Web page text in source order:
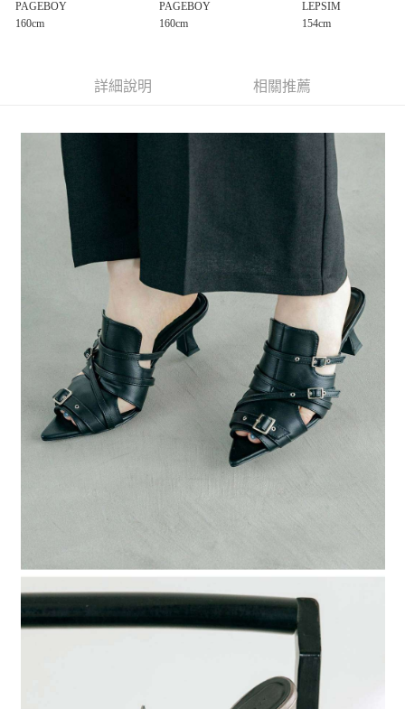
1.本服務由台灣大哥大提供，台灣大哥大用戶可立即使用無須另外申請。
2.付款方式選擇「大哥付你分期」，訂單成立後會自動跳轉到大哥付的交易
3.實際核准額度、可分期數及費用金額請依後續交易確認頁面所載為準。
4.訂單成立30分鐘內，如未前往確認交易或遇審核未通過，訂單將自動取
【繳款方式說明】
1.分期款項不併入電信帳單，「大哥付你分期」於每月結算日後寄送繳費提
醒簡訊。
2.透過簡訊連結打開帳單後，可選擇「超商條碼／台灣大直營門市／銀行轉
帳／街口支付／iPASS MONEY」等通路繳費。
【注意事項】
1.本服務係由「台灣大哥大股份有限公司」（以下簡稱本公司）所提供，讓
用戶於交易時，得透過本服務購買商品或服務，並由商店將買賣／分期付款
買賣價金債權讓與本公司後，依約使用本公司帳單繳交帳款。
2.基於同意付款使用「大哥付你分期」之契約關係目的，商店將以您的個人
資料（包含姓名、電話或地址）提供予台灣大哥大進項蒐集、處理及利用，
由本公司與您本人進行分期帳單所需資料之確認、核對及更正。
3.完整用戶服務條款，請詳閱以下連結：
https://oppay.tw/userRule
AFTEE先享後付
３．安心：先確認商品／服務後，再付款。
【「AFTEE先享後付」結帳流程】
１．於結帳方式選擇「AFTEE先享後付」後，將跳轉至「AFTEE先享後付」
結帳頁面，進行簡訊認證並確認金額後，即可完成結帳。
２．訂單成立數日內，您將收到繳費通知簡訊。
３．收到繳費通知簡訊後14天內，點擊此簡訊中的連結，可透過四大超商／
ATM／網路銀行／等多元方式進行付款，方視為交易完成。
※ 請注意：結帳手續完成當下不需立刻繳費，但若您需要取消訂單，請聯絡
購買商品的店家。未經商家同意取消之訂單仍視為有效，需透過AFTEE先享
※ 交易是否成功請以「AFTEE先享後付 」之結帳頁面顯示為準，若有關於
是否繳費成功／繳費後需取消欲退款等相關疑問，請聯繫「AFTEE先享後付
客戶支援中心」https://netprotections.freshdesk.com/support/home
【注意事項】
１．透過由恩沛科技股份有限公司提供之「AFTEE先享後付」服務完成之交
易，需依本服務之必要範圍內提供個人資料，並將交易相關給付款項請求債
權轉讓予恩沛科技股份有限公司。
２．關於個人資料處理事宜，請瀏覽以下網址：https://aftee.tw/terms/#terms3
３．未成年的使用者請事先徵得法定代理人或監護人之同意方可使用
「AFTEE先享後付」，若未經同意申辦者引起之損失，本公司不負相關責
時審查核予不同之上限額度；若仍有額度不足之情形，本公司將視審查結果
恩沛科技股份有限公司將有權停止該用戶之使用額度並採取法律行動。
每筆NT$80，滿NT$888(含以上)免運費
付款後 全家取貨
每筆NT$80，滿NT$888(含以上)免運費
7-11 取貨付款
每筆NT$80，滿NT$1,500(含以上)免運費
每筆NT$80，滿NT$1,500(含以上)免運費
每筆NT$80，滿NT$1,500(含以上)免運費
PAGEBOY
160cm
PAGEBOY
160cm
LEPSIM
154cm
詳細說明 相關推薦